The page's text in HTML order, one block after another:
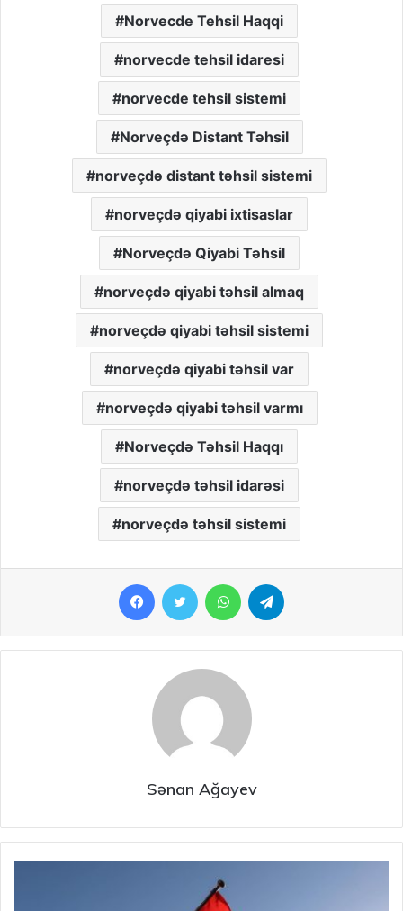
Norvecde Tehsil Haqqi
norvecde tehsil idaresi
norvecde tehsil sistemi
Norveçdə Distant Təhsil
norveçdə distant təhsil sistemi
norveçdə qiyabi ixtisaslar
Norveçdə Qiyabi Təhsil
norveçdə qiyabi təhsil almaq
norveçdə qiyabi təhsil sistemi
norveçdə qiyabi təhsil var
norveçdə qiyabi təhsil varmı
Norveçdə Təhsil Haqqı
norveçdə təhsil idarəsi
norveçdə təhsil sistemi
FacebookTwitter WhatsApp
Sənan Ağayev